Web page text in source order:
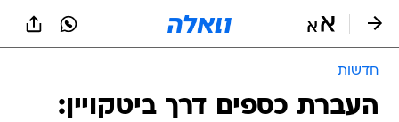
חדשות
העברת כספים דרך ביטקויין: